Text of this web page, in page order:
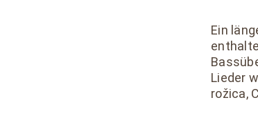
Ein
Lieder
rožica,